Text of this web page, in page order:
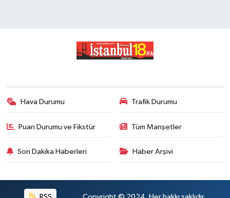
Hava Durumu Trafik Durumu
Puan Durumu ve Fikstür Tüm Manşetler
Son Dakika Haberleri Haber Arşivi